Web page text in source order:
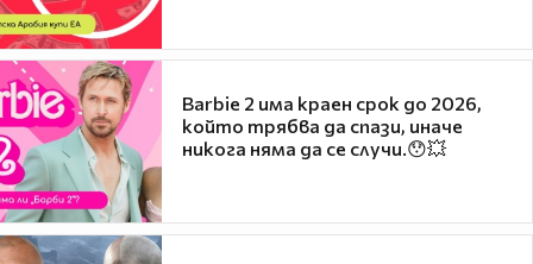
Barbie 2 има краен срок до 2026,
който трябва да спази, иначе
никога няма да се случи.😯💥